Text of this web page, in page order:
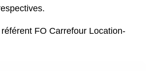
FO Carrefour Location-